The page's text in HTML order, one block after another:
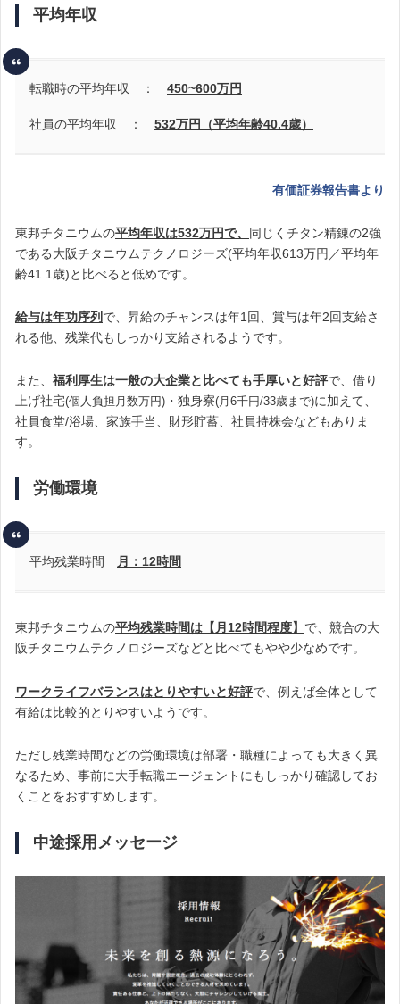
平均年収
転職時の平均年収 ： 450~600万円
社員の平均年収 ： 532万円（平均年齢40.4歳）
有価証券報告書より
東邦チタニウムの平均年収は532万円で、 同じくチタン精錬の2強
である大阪チタニウムテクノロジーズ(平均年収613万円／平均年
齢41.1歳)と比べると低めです。
給与は年功序列 で、昇給のチャンスは年1回、賞与は年2回支給さ
れる他、残業代もしっかり支給されるようです。
また、 福利厚生は一般の大企業と比べても手厚いと好評で、借り
上げ社宅(個人負担月数万円) ・独身寮(月6千円/33歳まで)に加えて、
社員食堂/浴場、家族手当、財形貯蓄、社員持株会などもありま
す。
労働環境
平均残業時間 月：12時間
東邦チタニウムの平均残業時間は【月12時間程度】 で、競合の大
阪チタニウムテクノロジーズなどと比べてもやや少なめです。
ワークライフバランスはとりやすいと好評で、例えば全体として
有給は比較的とりやすいようです。
ただし残業時間などの労働環境は部署・職種によっても大きく異
なるため、事前に大手転職エージェントにもしっかり確認してお
くことをおすすめします。
中途採用メッセージ